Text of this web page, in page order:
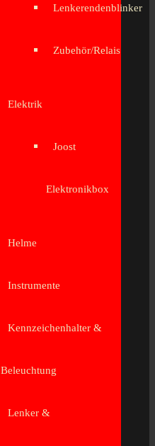
Lenkerendenblinker
Zubehör/Relais
Elektrik
Joost
Elektronikbox
Helme
Instrumente
Kennzeichenhalter &
Beleuchtung
Lenker &